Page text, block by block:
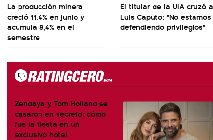
La producción minera
creció 11,4% en junio y
acumula 8,4% en el
semestre
El titular de la UIA cruzó a
Luis Caputo: "No estamos
defendiendo privilegios"
Zendaya y Tom Holland se
casaron en secreto: cómo
fue la fiesta en un
exclusivo hotel